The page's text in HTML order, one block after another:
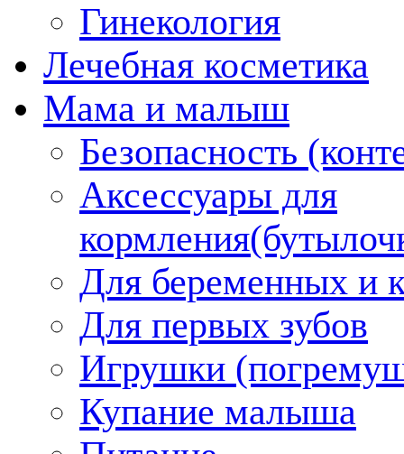
Гинекология
Лечебная косметика
Мама и малыш
Безопасность
Аксессуары для
Для беременных и
Для первых зубов
Игрушки
Купание малыша